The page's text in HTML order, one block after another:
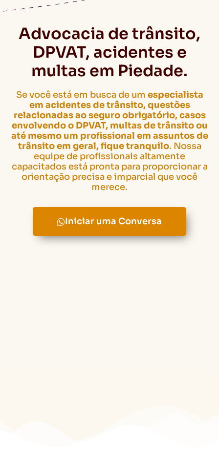
Advocacia de trânsito,
DPVAT, acidentes e
multas em Piedade.
Se você está em busca de um especialista
em acidentes de trânsito, questões
relacionadas ao seguro obrigatório, casos
envolvendo o DPVAT, multas de trânsito ou
até mesmo um profissional em assuntos de
trânsito em geral, fique tranquilo. Nossa
equipe de profissionais altamente
capacitados está pronta para proporcionar a
orientação precisa e imparcial que você
merece.
Iniciar uma Conversa